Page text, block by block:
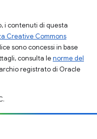
i contenuti di questa
Creative Commons
sono concessi in base
consulta lenorme del
registrato di Oracle